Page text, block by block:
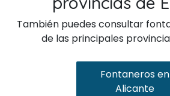
También puedes consultar
de las principales
Fontaneros en
Alicante